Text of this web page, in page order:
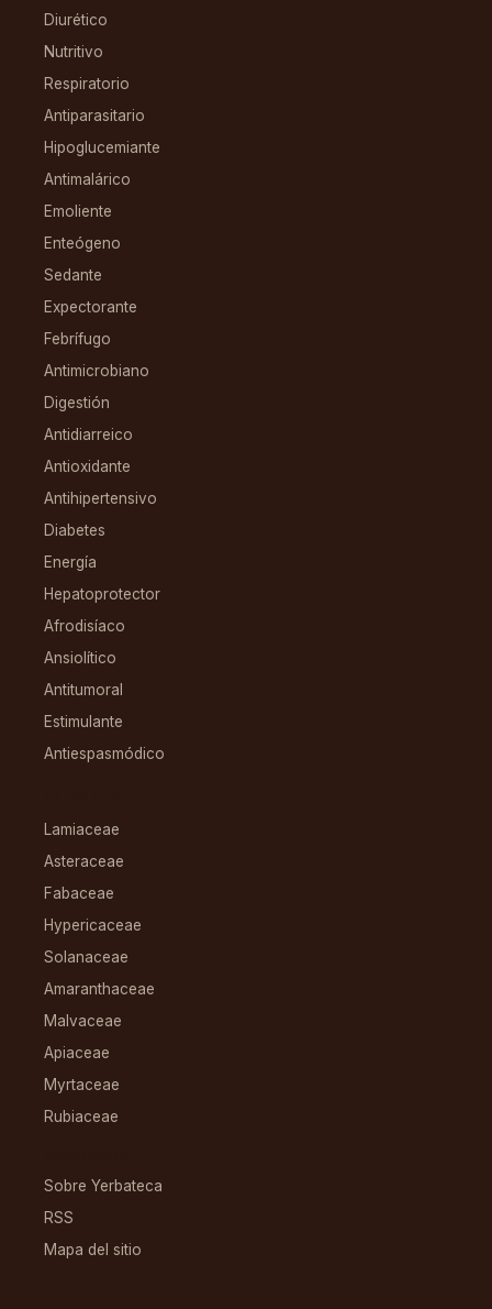
Diurético
Nutritivo
Respiratorio
Antiparasitario
Hipoglucemiante
Antimalárico
Emoliente
Enteógeno
Sedante
Expectorante
Febrífugo
Antimicrobiano
Digestión
Antidiarreico
Antioxidante
Antihipertensivo
Diabetes
Energía
Hepatoprotector
Afrodisíaco
Ansiolítico
Antitumoral
Estimulante
Antiespasmódico
Lamiaceae
Asteraceae
Fabaceae
Hypericaceae
Solanaceae
Amaranthaceae
Malvaceae
Apiaceae
Myrtaceae
Rubiaceae
Sobre Yerbateca
RSS
Mapa del sitio